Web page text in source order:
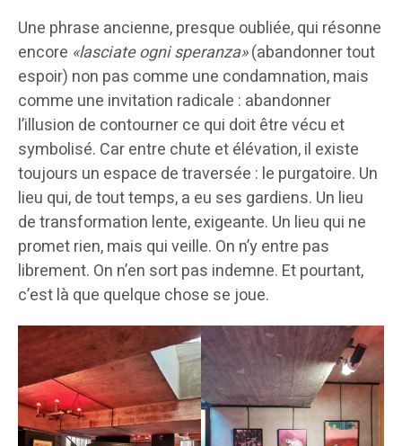
Une phrase ancienne, presque oubliée, qui résonne
encore «lasciate ogni speranza»(abandonner tout
espoir) non pas comme une condamnation, mais
comme une invitation radicale : abandonner
l’illusion de contourner ce qui doit être vécu et
symbolisé. Car entre chute et élévation, il existe
toujours un espace de traversée : le purgatoire. Un
lieu qui, de tout temps, a eu ses gardiens. Un lieu
de transformation lente, exigeante. Un lieu qui ne
promet rien, mais qui veille. On n’y entre pas
librement. On n’en sort pas indemne. Et pourtant,
c’est là que quelque chose se joue.